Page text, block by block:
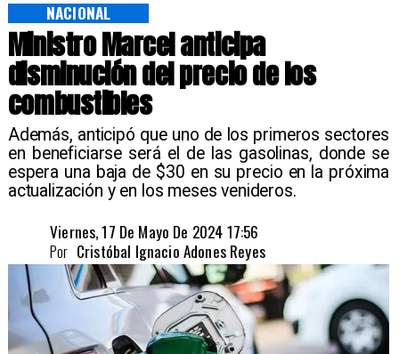
Ministro Marcel anticipa
disminución del precio de los
combustibles
Además, anticipó que uno de los primeros sectores
en beneficiarse será el de las gasolinas, donde se
espera una baja de $30 en su precio en la próxima
actualización y en los meses venideros.
NACIONAL
Viernes, 17 De Mayo De 2024 17:56
Cristóbal Ignacio Adones Reyes
Por